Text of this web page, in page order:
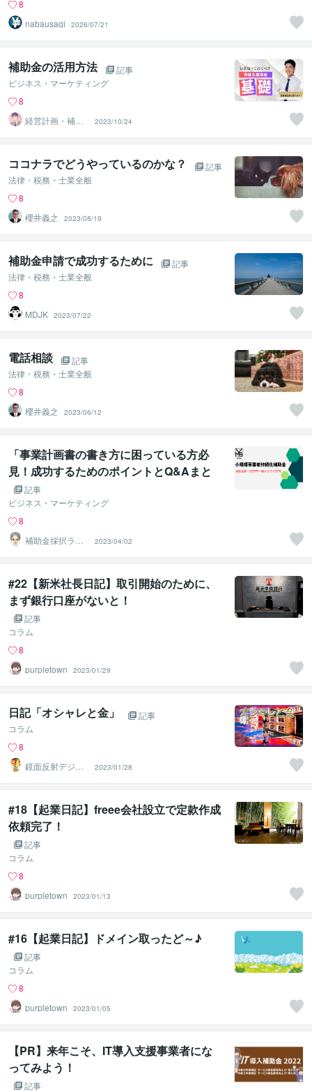
8
nabausagi
2026/07/21
補助金の活用方法
記事
ビジネス・マーケティング
8
経営計画・補助
金相談所
2023/10/24
ココナラでどうやっているのかな？
記事
法律・税務・士業全般
8
櫻井義之
2023/08/19
補助金申請で成功するために
記事
法律・税務・士業全般
8
MDJK 2023/07/22
電話相談
記事
法律・税務・士業全般
8
櫻井義之
2023/06/12
「事業計画書の書き方に困っている方必
見！成功するためのポイントとQ&Aまと
め」記事
ビジネス・マーケティング
8
補助金採択ラボ
【事業計画書販
売】
2023/04/02
#22【新米社長日記】取引開始のために、
まず銀行口座がないと！
記事
コラム
8
purpletown
2023/01/29
日記「オシャレと金」
記事
コラム
8
鏡面反射デジタ
ルアート製作所
（鈴木穣）
2023/01/28
#18【起業日記】freee会社設立で定款作成
依頼完了！
記事
コラム
8
purpletown
2023/01/13
#16【起業日記】ドメイン取ったど～♪
記事
コラム
8
purpletown
2023/01/05
【PR】来年こそ、IT導入支援事業者にな
ってみよう！
記事